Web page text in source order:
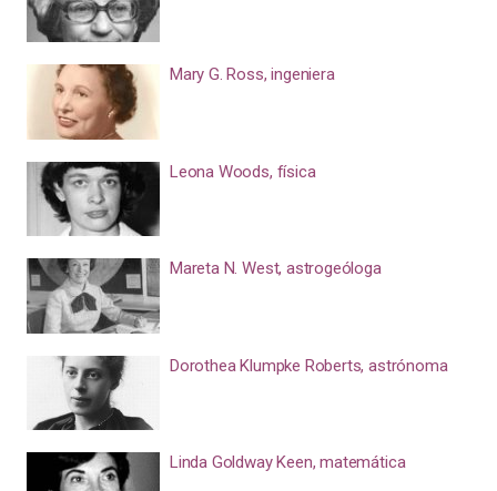
Mary G. Ross, ingeniera
Leona Woods, física
Mareta N. West, astrogeóloga
Dorothea Klumpke Roberts, astrónoma
Linda Goldway Keen, matemática